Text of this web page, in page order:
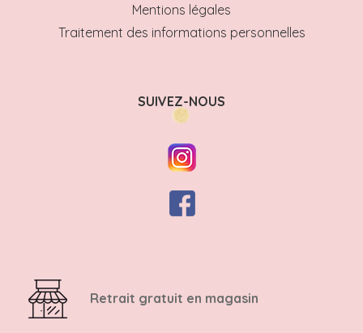
Mentions légales
Traitement des informations personnelles
SUIVEZ-NOUS
Retrait gratuit en magasin